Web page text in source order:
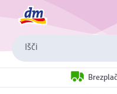
Išči